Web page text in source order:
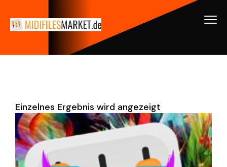
Einzelnes Ergebnis wird angezeigt